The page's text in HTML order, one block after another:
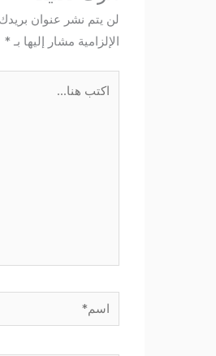
لن يتم نشر عنوان بريدك
الإلزامية مشار إليها بـ*